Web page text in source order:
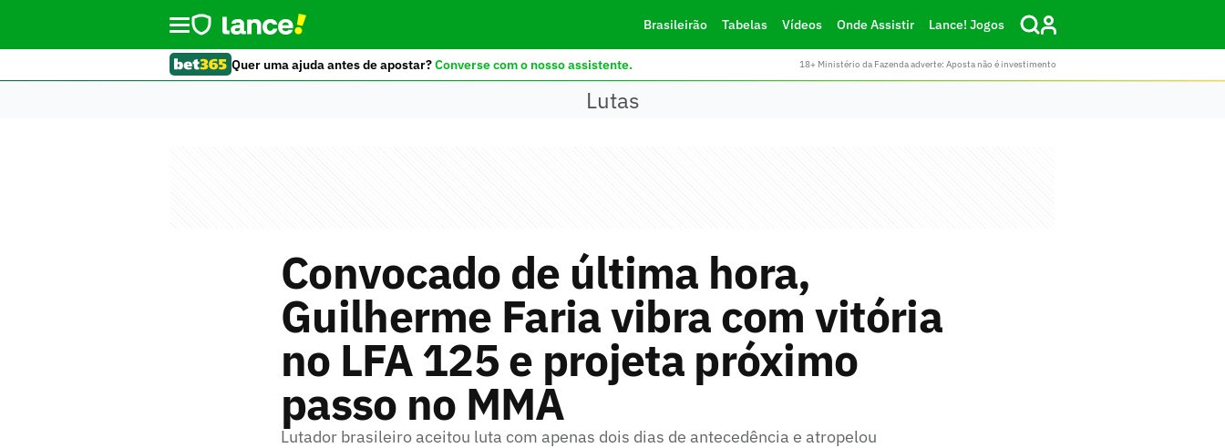
Brasileirão Tabelas Vídeos Onde Assistir Lance! Jogos
Quer uma ajuda antes de apostar?Converse com o nosso assistente. 18+ Ministério da Fazenda adverte: Aposta não é investimento
Lutas
Convocado de última hora,
Guilherme Faria vibra com vitória
no LFA 125 e projeta próximo
passo no MMA
Lutador brasileiro aceitou luta com apenas dois dias de antecedência e atropelou